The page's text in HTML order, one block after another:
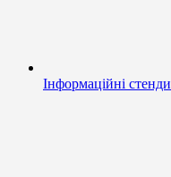
Інформаційні стенди